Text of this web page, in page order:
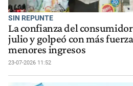
SIN REPUNTE
La confianza del consumidor
julio y golpeó con más
menores ingresos
23-07-2026 11:52